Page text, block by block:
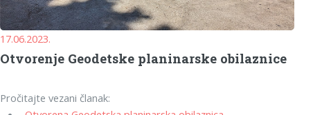
17.06.2023.
Otvorenje Geodetske planinarske obilaznice
Pročitajte vezani članak: